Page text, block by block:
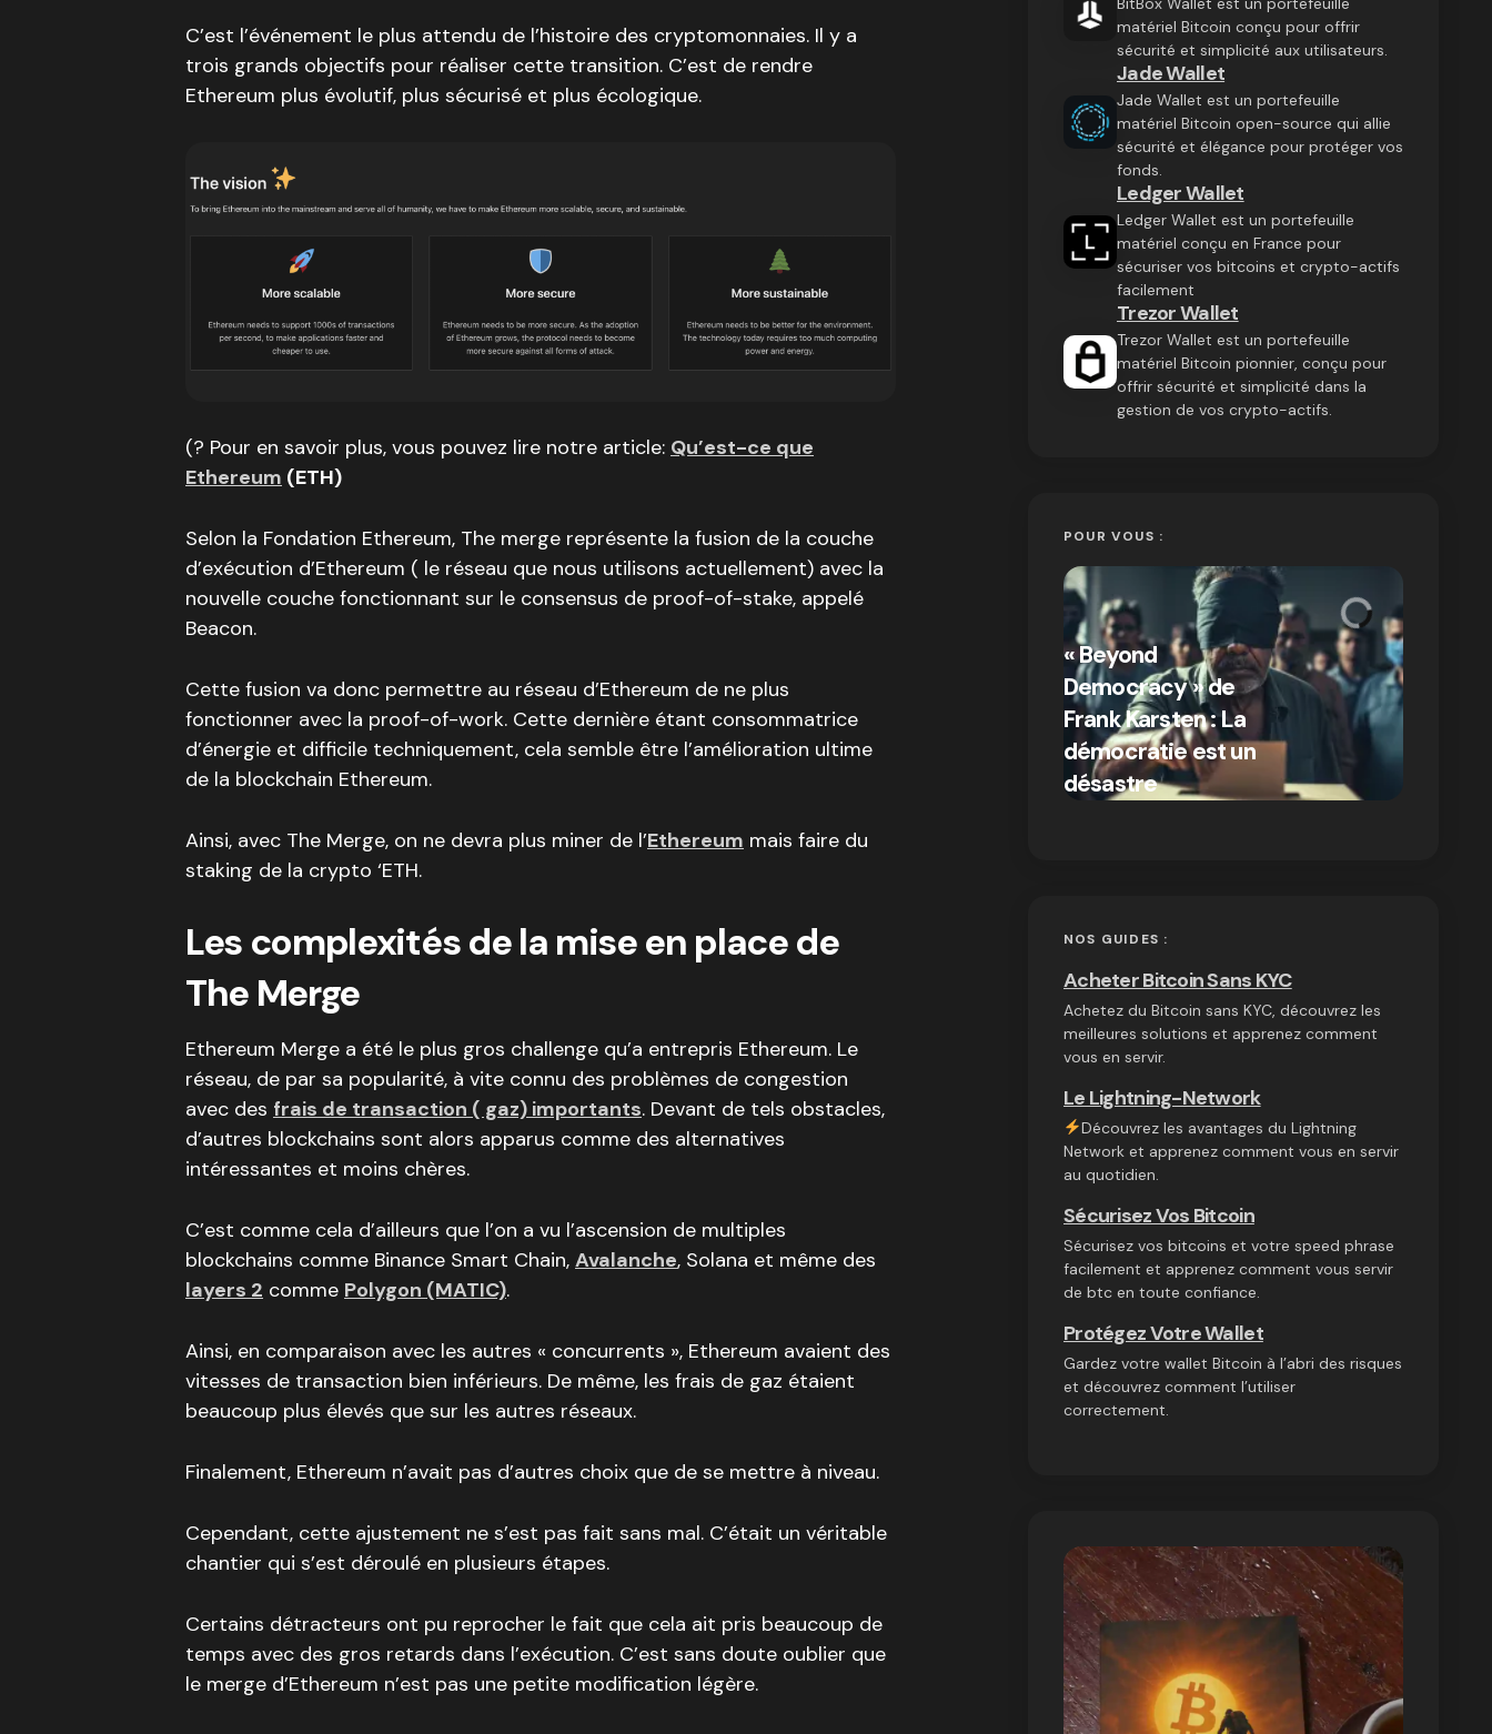
C’est l’événement le plus attendu de l’histoire des cryptomonnaies. Il y a
trois grands objectifs pour réaliser cette transition. C’est de rendre
Ethereum plus évolutif, plus sécurisé et plus écologique.
(? Pour en savoir plus, vous pouvez lire notre article: Qu’est-ce que
Ethereum (ETH)
Selon la Fondation Ethereum, The merge représente la fusion de la couche
d’exécution d’Ethereum ( le réseau que nous utilisons actuellement) avec la
nouvelle couche fonctionnant sur le consensus de proof-of-stake, appelé
Beacon.
Cette fusion va donc permettre au réseau d’Ethereum de ne plus
fonctionner avec la proof-of-work. Cette dernière étant consommatrice
d’énergie et difficile techniquement, cela semble être l’amélioration ultime
de la blockchain Ethereum.
Ainsi, avec The Merge, on ne devra plus miner de l’Ethereum mais faire du
staking de la crypto ‘ETH.
Les complexités de la mise en place de
The Merge
Ethereum Merge a été le plus gros challenge qu’a entrepris Ethereum. Le
réseau, de par sa popularité, à vite connu des problèmes de congestion
avec des frais de transaction ( gaz) importants. Devant de tels obstacles,
d’autres blockchains sont alors apparus comme des alternatives
intéressantes et moins chères.
C’est comme cela d’ailleurs que l’on a vu l’ascension de multiples
blockchains comme Binance Smart Chain, Avalanche, Solana et même des
layers 2 comme Polygon (MATIC).
Ainsi, en comparaison avec les autres « concurrents », Ethereum avaient des
vitesses de transaction bien inférieurs. De même, les frais de gaz étaient
beaucoup plus élevés que sur les autres réseaux.
Finalement, Ethereum n’avait pas d’autres choix que de se mettre à niveau.
Cependant, cette ajustement ne s’est pas fait sans mal. C’était un véritable
chantier qui s’est déroulé en plusieurs étapes.
Certains détracteurs ont pu reprocher le fait que cela ait pris beaucoup de
temps avec des gros retards dans l’exécution. C’est sans doute oublier que
le merge d’Ethereum n’est pas une petite modification légère.
matériel Bitcoin conçu pour offrir
sécurité et simplicité aux utilisateurs.
Jade Wallet
Jade Wallet est un portefeuille
matériel Bitcoin open-source qui allie
sécurité et élégance pour protéger vos
fonds.
Ledger Wallet
Ledger Wallet est un portefeuille
matériel conçu en France pour
sécuriser vos bitcoins et crypto-actifs
facilement
Trezor Wallet
Trezor Wallet est un portefeuille
matériel Bitcoin pionnier, conçu pour
offrir sécurité et simplicité dans la
gestion de vos crypto-actifs.
POUR VOUS :
« Beyond
Democracy » de
Frank Karsten : La
démocratie est un
désastre
on 03/10/2024
NOS GUIDES :
Acheter Bitcoin Sans KYC
Achetez du Bitcoin sans KYC, découvrez les
meilleures solutions et apprenez comment
vous en servir.
Le Lightning-Network
Découvrez les avantages du Lightning
Network et apprenez comment vous en servir
au quotidien.
Sécurisez Vos Bitcoin
Sécurisez vos bitcoins et votre speed phrase
facilement et apprenez comment vous servir
de btc en toute confiance.
Protégez Votre Wallet
Gardez votre wallet Bitcoin à l’abri des risques
et découvrez comment l’utiliser
correctement.